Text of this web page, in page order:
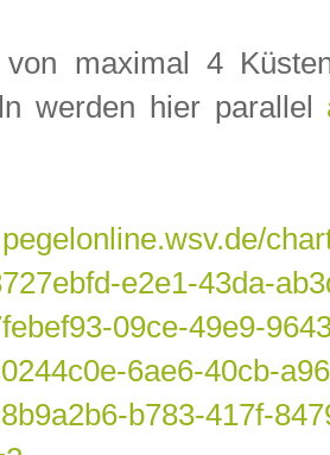
von maximal 4
werden hier parallel
e2e1-43da-
09ce-49e9-
6ae6-40cb-
b783-417f-